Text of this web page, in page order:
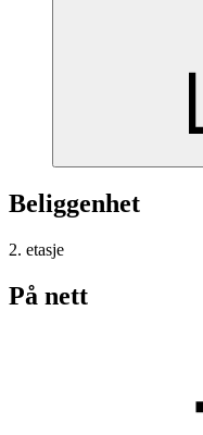
Beliggenhet
2. etasje
På nett